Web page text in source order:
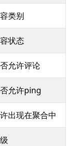
类别
状态
允许评论
允许ping
出现在聚合中